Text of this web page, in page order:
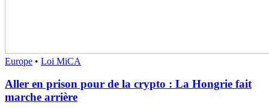
Europe • Loi MiCA
Aller en prison pour de la crypto : La Hongrie fait
marche arrière